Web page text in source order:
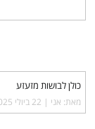
כולן לבושות מזעזע
מאת: אני |‏ 22 ביולי 2025 | 17:14